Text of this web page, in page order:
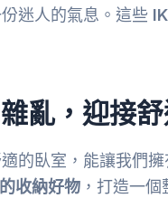
迷人的氣息。這些
亂，迎接
的臥室，能讓我們
收納好物 ，打造一